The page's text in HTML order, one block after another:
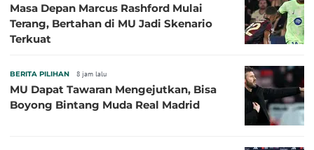
Masa Depan Marcus Rashford Mulai
Terang, Bertahan di MU Jadi Skenario
Terkuat
BERITA PILIHAN 8 jam lalu
MU Dapat Tawaran Mengejutkan, Bisa
Boyong Bintang Muda Real Madrid